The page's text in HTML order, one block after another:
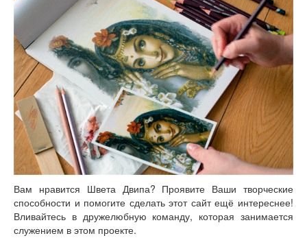
Вам нравится Швета Двипа? Проявите Ваши творческие
способности и помогите сделать этот сайт ещё интереснее!
Вливайтесь в дружелюбную команду, которая занимается
служением в этом проекте.